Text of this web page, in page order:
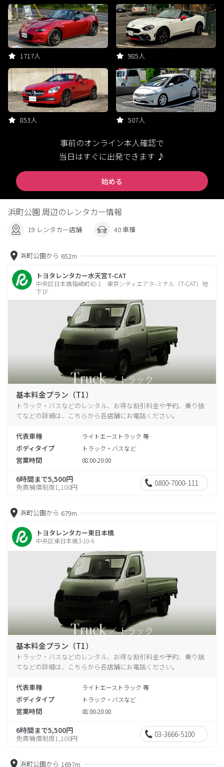
1717人 985人
853人 507人
事前のオンライン本人確認で
当日はすぐに出発できます ♪
始める
浜町公園 周辺のレンタカー情報
19 レンタカー店舗 40 車種
浜町公園から 652m
トヨタレンタカー水天宮T-CAT
中央区日本橋箱崎町42-1 東京シティエアタ-ミナル（T-CAT）地
下1F
基本料金プラン（T1）
トラック・バスなどのレンタル、お得な割引料金や予約、乗り捨
てなどの詳細は、こちらから各店舗にお電話ください。
代表車種 ライトエーストラック 等
ボディタイプ トラック・バスなど
営業時間 08:00-20:00
6時間まで5,500円
免責補償制度1,100円 0800-7000-111
浜町公園から 679m
トヨタレンタカー東日本橋
中央区東日本橋3-10-6
基本料金プラン（T1）
トラック・バスなどのレンタル、お得な割引料金や予約、乗り捨
てなどの詳細は、こちらから各店舗にお電話ください。
代表車種 ライトエーストラック 等
ボディタイプ トラック・バスなど
営業時間 08:00-20:00
6時間まで5,500円
免責補償制度1,100円 03-3666-5100
浜町公園から 1697m